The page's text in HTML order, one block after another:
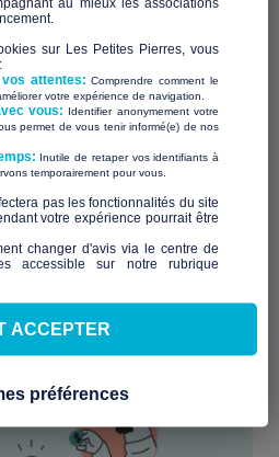
?
collecte de fonds
participatif , est un levier qui
manière collective, de soutenir
un projet qui le séduit sans
ou d’un prêt bancaire
financementde projet qui met
projets et des investisseurs
crowdfunding est de pouvoir
et rapidement afin de
de financer une œuvre
ou un service avant de créer
soutenir une cause.
sur Les Petites Pierres, vous
vos attentes:Comprendre comment le
votre expérience de navigation.
vous: Identifier anonymement votre
permet de vous tenir informé(e) de nos
Inutile de retaper vos identifiants à
temporairement pour vous.
pas les fonctionnalités du site
votre expérience pourrait être
changer d'avis via le centre de
accessible sur notre rubrique
ACCEPTER
préférences